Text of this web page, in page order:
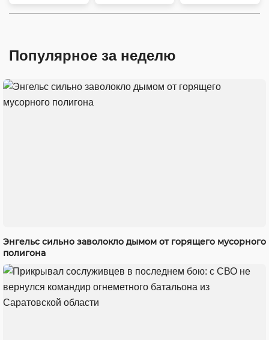
Популярное за неделю
Энгельс сильно заволокло дымом от горящего мусорного
полигона